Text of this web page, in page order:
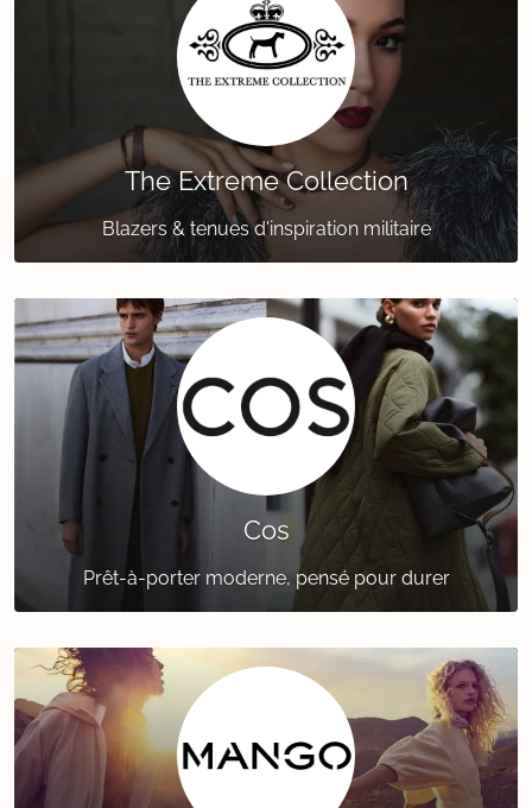
The Extreme Collection
Blazers & tenues d'inspiration militaire
Cos
Prêt-à-porter moderne, pensé pour durer